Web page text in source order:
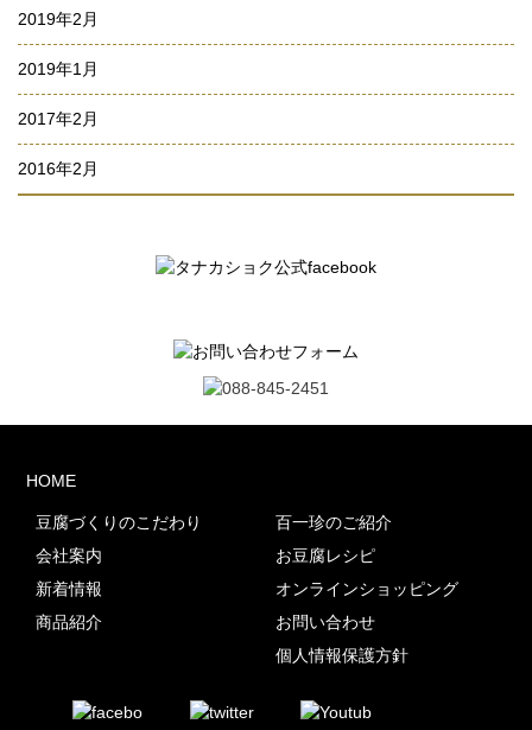
2019年2月
2019年1月
2017年2月
2016年2月
HOME
豆腐づくりのこだわり
会社案内
新着情報
商品紹介
百一珍のご紹介
お豆腐レシピ
オンラインショッピング
お問い合わせ
個人情報保護方針